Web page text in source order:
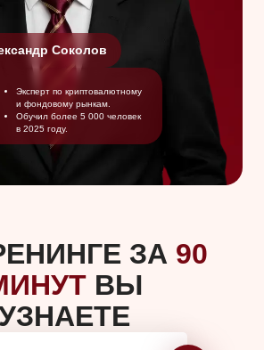
Соколов
Эксперт по криптовалютному
и фондовому рынкам.
Обучил более 5 000 человек
в 2025 году.
ЗА 90
ВЫ